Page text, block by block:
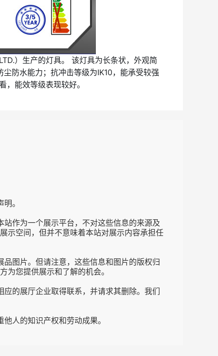
）生产的灯具。 该灯具为长条状，外观简
防水能力；抗冲击等级为IK10，能承受较强
能效等级表现较好。
。
作为一个展示平台，不对这些信息的来源及
示空间，但并不意味着本站对展示内容承担任
图片。但请注意，这些信息和图片的版权归
为您提供展示和了解的机会。
的展厅企业取得联系，并请求其删除。我们